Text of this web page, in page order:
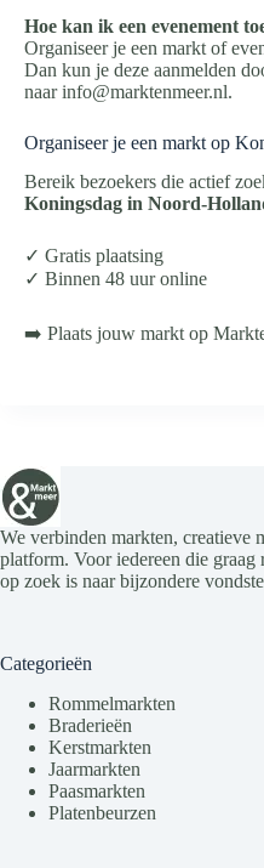
Hoe kan ik een evenement
Organiseer je een markt of
Dan kun je deze aanmelden
naar info@marktenmeer.nl.
Organiseer je een markt op
Bereik bezoekers die actief
Koningsdag in Noord-
✓ Gratis plaatsing
✓ Binnen 48 uur online
➡️ Plaats jouw markt op
We verbinden markten, creatieve
platform. Voor iedereen die
op zoek is naar bijzondere
Categorieën
Rommelmarkten
Braderieën
Kerstmarkten
Jaarmarkten
Paasmarkten
Platenbeurzen